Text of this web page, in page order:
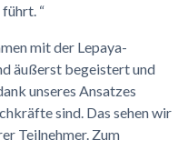
“
mit der Lepaya-
äußerst begeistert und
unseres Ansatzes
sind. Das sehen wir
Teilnehmer. Zum